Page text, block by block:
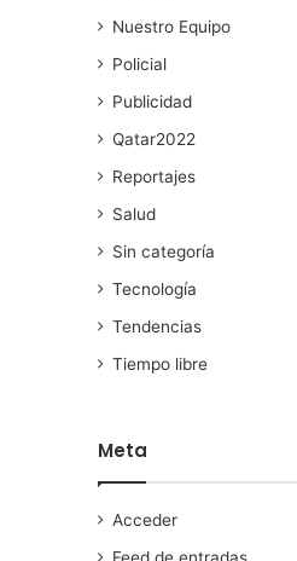
Nuestro Equipo
Policial
Publicidad
Qatar2022
Reportajes
Salud
Sin categoría
Tecnología
Tendencias
Tiempo libre
Meta
Acceder